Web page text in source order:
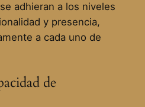
adhieran a los niveles
y presencia,
a cada uno de
de